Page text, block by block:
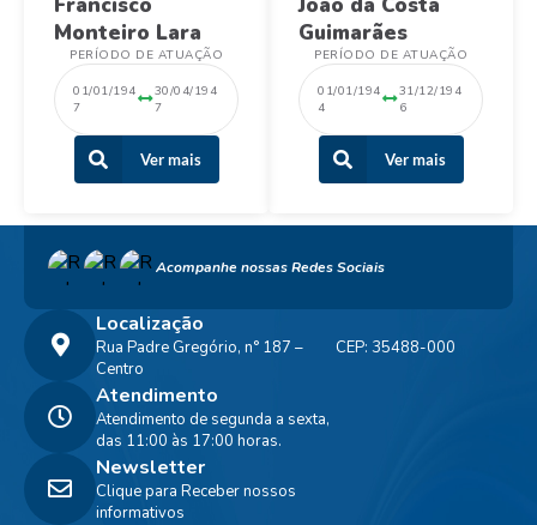
Monteiro Lara
PERÍODO DE ATUAÇÃO
01/01/194
7
30/04/194
7
Ver mais
Guimarães
PERÍODO DE ATUAÇÃO
01/01/194
4
31/12/194
6
Ver mais
Acompanhe nossas Redes Sociais
Localização
Rua Padre Gregório, n° 187 –
Centro
CEP: 35488-000
Atendimento
Atendimento de segunda a sexta,
das 11:00 às 17:00 horas.
Newsletter
Clique para Receber nossos
informativos